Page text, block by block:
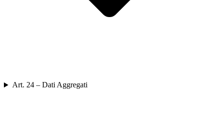
Art. 24 – Dati Aggregati